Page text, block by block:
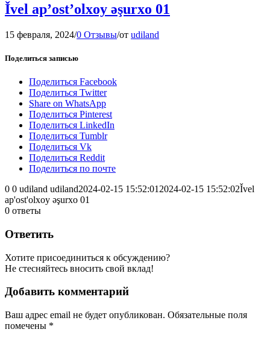
Ǐvel ap’ost’olxoy əşurxo 01
15 февраля, 2024/0 Отзывы/от udiland
Поделиться записью
Поделиться Facebook
Поделиться Twitter
Share on WhatsApp
Поделиться Pinterest
Поделиться LinkedIn
Поделиться Tumblr
Поделиться Vk
Поделиться Reddit
Поделиться по почте
0 0 udiland udiland2024-02-15 15:52:01 2024-02-15 15:52:02Ǐvel
ap'ost'olxoy əşurxo 01
0 ответы
Ответить
Хотите присоединиться к обсуждению?
Не стесняйтесь вносить свой вклад!
Добавить комментарий
Ваш адрес email не будет опубликован. Обязательные поля
помечены *